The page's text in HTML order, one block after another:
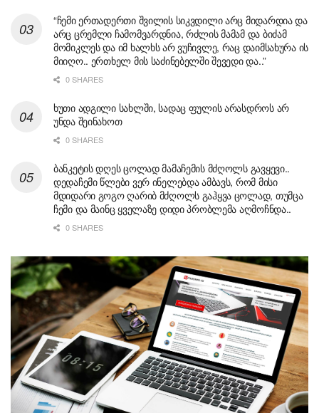
“ჩემი ერთადერთი შვილის სიკვდილი არც მიდარდია და
არც ცრემლი ჩამომვარდნია, რძლის მამამ და ბიძამ
მომიკლეს და იმ ხალხს არ ვუჩივლე, რაც დაიმსახურა ის
მიიღო.. ერთხელ მის საძინებელში შევედი და..”
0 SHARES
ხუთი ადგილი სახლში, სადაც ფულის არასდროს არ
უნდა შეინახოთ
0 SHARES
ბანკეტის დღეს ცოლად მამაჩემის მძღოლს გავყევი..
დედაჩემი წლები ვერ ინელებდა ამბავს, რომ მისი
მდიდარი გოგო ღარიბ მძღოლს გაჰყვა ცოლად, თუმცა
ჩემი და მაინც ყველაზე დიდი პრობლემა აღმოჩნდა..
0 SHARES